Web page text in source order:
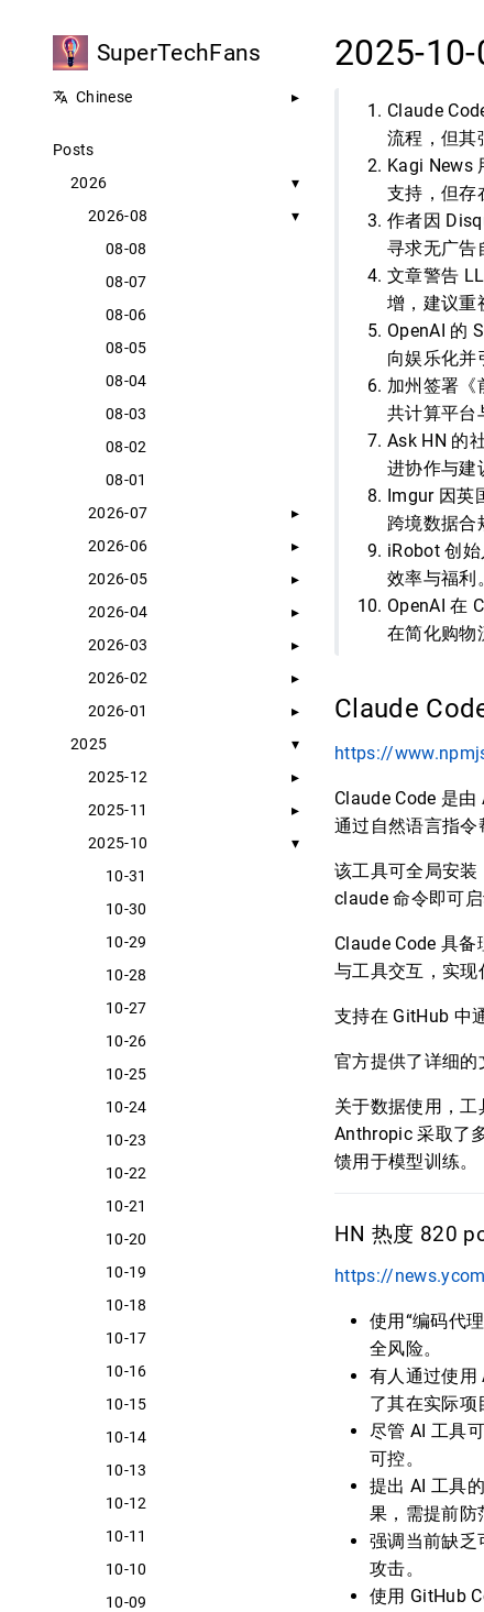
SuperTechFans
Chinese
Posts
2026
2026-08
08-08
08-07
08-06
08-05
08-04
08-03
08-02
08-01
2026-07
2026-06
2026-05
2026-04
2026-03
2026-02
2026-01
2025
2025-12
2025-11
2025-10
10-31
10-30
10-29
10-28
10-27
10-26
10-25
10-24
10-23
10-22
10-21
10-20
10-19
10-18
10-17
10-16
10-15
10-14
10-13
10-12
10-11
10-10
10-09
2025-
Claude
流程，但其
Kagi News
支持，但存
作者因
寻求无广告
文章警告
增，建议重
OpenAI 的
向娱乐化并
加州签署《
共计算平台
Ask HN 的
进协作与建
Imgur 因英
跨境数据合
iRobot 创
效率与福利。
OpenAI 在
在简化购物
Claude
https://
Claude Code 是
通过自然语言指令
该工具可全局安
claude 命令即可启
Claude Code 具
与工具交互，实现
支持在 GitHub 中
官方提供了详细的
关于数据使用，
Anthropic 采取了
馈用于模型训练。
HN 热度 820
https://
使用“编码代
全风险。
有人通过使用
了其在实际项
尽管 AI 工具
可控。
提出 AI 工具
果，需提前防
强调当前缺乏
攻击。
使用 GitHub